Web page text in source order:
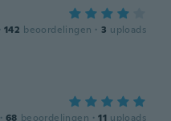
· 142 beoordelingen · 3 uploads
· 68 beoordelingen · 11 uploads